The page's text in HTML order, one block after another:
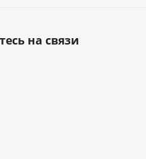
на связи